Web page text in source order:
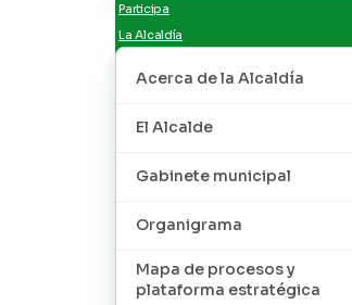
Participa
La Alcaldía
Acerca de la Alcaldía
El Alcalde
Gabinete municipal
Organigrama
Mapa de procesos y
plataforma estratégica